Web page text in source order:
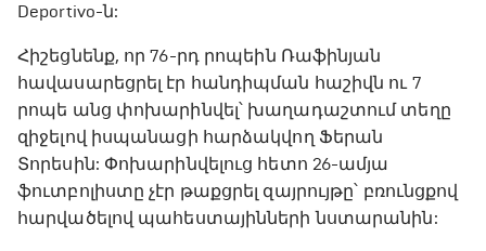
Deportivo-ն:
Հիշեցնենք, որ 76-րդ րոպեին Ռաֆինյան
հավասարեցրել էր հանդիպման հաշիվն ու 7
րոպե անց փոխարինվել՝ խաղադաշտում տեղը
զիջելով իսպանացի հարձակվող Ֆերան
Տորեսին: Փոխարինվելուց հետո 26-ամյա
ֆուտբոլիստը չէր թաքցրել զայրույթը՝ բռունցքով
հարվածելով պահեստայինների նստարանին: